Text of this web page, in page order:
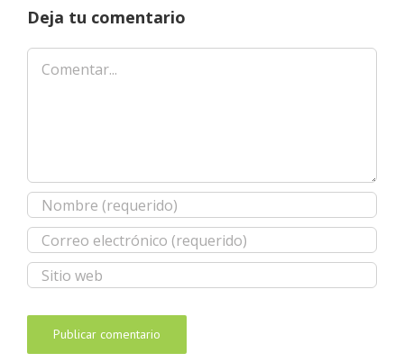
Deja tu comentario
Comentar